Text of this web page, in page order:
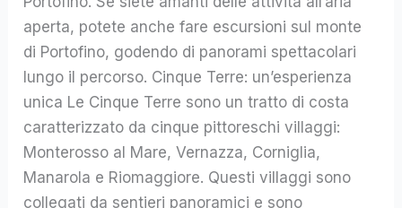
aperta, potete anche fare escursioni sul monte
di Portofino, godendo di panorami spettacolari
lungo il percorso. Cinque Terre: un’esperienza
unica Le Cinque Terre sono un tratto di costa
caratterizzato da cinque pittoreschi villaggi:
Monterosso al Mare, Vernazza, Corniglia,
Manarola e Riomaggiore. Questi villaggi sono
collegati da sentieri panoramici e sono